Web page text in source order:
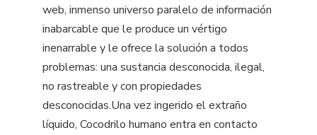
web, inmenso universo paralelo de información
inabarcable que le produce un vértigo
inenarrable y le ofrece la solución a todos
problemas: una sustancia desconocida, ilegal,
no rastreable y con propiedades
desconocidas.Una vez ingerido el extraño
líquido, Cocodrilo humano entra en contacto